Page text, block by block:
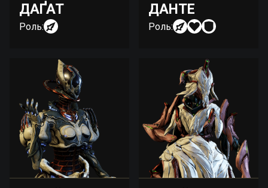
ДАҐАТ
Роль:
ДАНТЕ
Роль: